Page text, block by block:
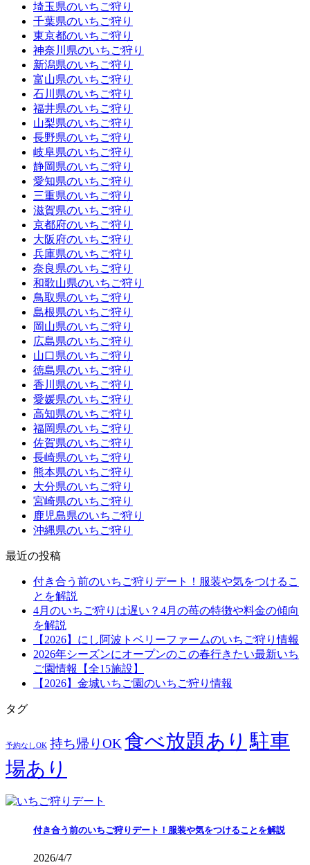
埼玉県のいちご狩り
千葉県のいちご狩り
東京都のいちご狩り
神奈川県のいちご狩り
新潟県のいちご狩り
富山県のいちご狩り
石川県のいちご狩り
福井県のいちご狩り
山梨県のいちご狩り
長野県のいちご狩り
岐阜県のいちご狩り
静岡県のいちご狩り
愛知県のいちご狩り
三重県のいちご狩り
滋賀県のいちご狩り
京都府のいちご狩り
大阪府のいちご狩り
兵庫県のいちご狩り
奈良県のいちご狩り
和歌山県のいちご狩り
鳥取県のいちご狩り
島根県のいちご狩り
岡山県のいちご狩り
広島県のいちご狩り
山口県のいちご狩り
徳島県のいちご狩り
香川県のいちご狩り
愛媛県のいちご狩り
高知県のいちご狩り
福岡県のいちご狩り
佐賀県のいちご狩り
長崎県のいちご狩り
熊本県のいちご狩り
大分県のいちご狩り
宮崎県のいちご狩り
鹿児島県のいちご狩り
沖縄県のいちご狩り
最近の投稿
付き合う前のいちご狩りデート！服装や気をつけるこ
とを解説
4月のいちご狩りは遅い？4月の苺の特徴や料金の傾向
を解説
【2026】にし阿波トベリーファームのいちご狩り情報
2026年シーズンにオープンのこの春行きたい最新いち
ご園情報【全15施設】
【2026】金城いちご園のいちご狩り情報
タグ
予約なしOK 持ち帰りOK 食べ放題あり 駐車
場あり
付き合う前のいちご狩りデート！服装や気をつけることを解説
2026/4/7